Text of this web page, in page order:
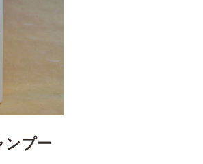
ンプー